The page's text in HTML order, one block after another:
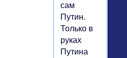
сам
Путин.
Только в
руках
Путина